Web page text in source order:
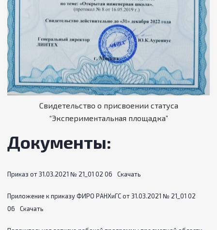
Свидетельство о присвоении статуса
“Экспериментальная площадка”
Документы:
Приказ от 31.03.2021 № 21_01 02 06 Скачать
Приложение к приказу ФИРО РАНХиГС от 31.03.2021 № 21_01 02
06
Скачать